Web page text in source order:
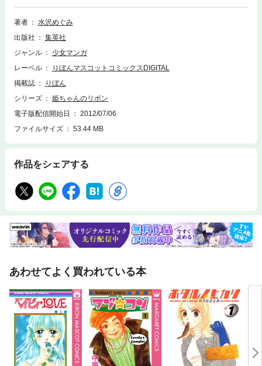
著者
水沢めぐみ
出版社
集英社
ジャンル
少女マンガ
レーベル
りぼんマスコットコミックスDIGITAL
掲載誌
りぼん
シリーズ
姫ちゃんのリボン
電子版配信開始日
2012/07/06
ファイルサイズ
53.44 MB
作品をシェアする
あわせてよく買われている本